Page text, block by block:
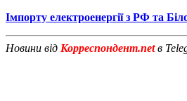
Імпорту електроенергії з РФ та
Новини від Корреспондент.netв